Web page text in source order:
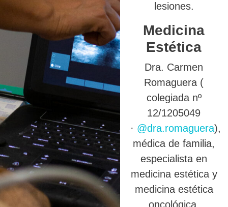
lesiones.
Medicina
Estética
Dra. Carmen
Romaguera (
colegiada nº
12/1205049
· @dra.romaguera),
médica de familia,
especialista en
medicina estética y
medicina estética
oncológica.